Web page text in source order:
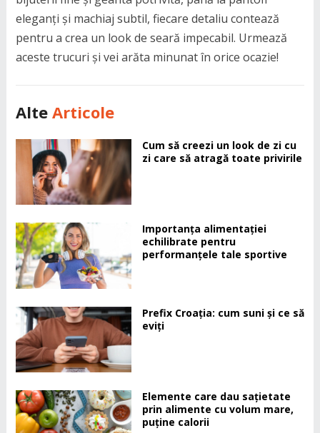
eleganți și machiaj subtil, fiecare detaliu contează
pentru a crea un look de seară impecabil. Urmează
aceste trucuri și vei arăta minunat în orice ocazie!
Alte Articole
Cum să creezi un look de zi cu
zi care să atragă toate privirile
Importanța alimentației
echilibrate pentru
performanțele tale sportive
Prefix Croația: cum suni și ce să
eviți
Elemente care dau sațietate
prin alimente cu volum mare,
puține calorii